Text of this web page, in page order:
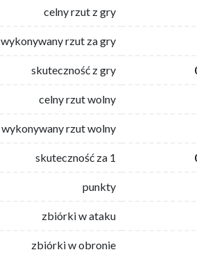
celny rzut z gry
wykonywany rzut za gry
skuteczność z gry
celny rzut wolny
wykonywany rzut wolny
skuteczność za 1
punkty
zbiórki w ataku
zbiórki w obronie